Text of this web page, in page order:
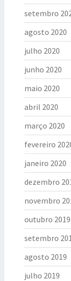
setembro
agosto 2020
julho 2020
junho 2020
maio 2020
abril 2020
março 2020
fevereiro
janeiro 2020
dezembro
novembro
outubro 2019
setembro
agosto 2019
julho 2019